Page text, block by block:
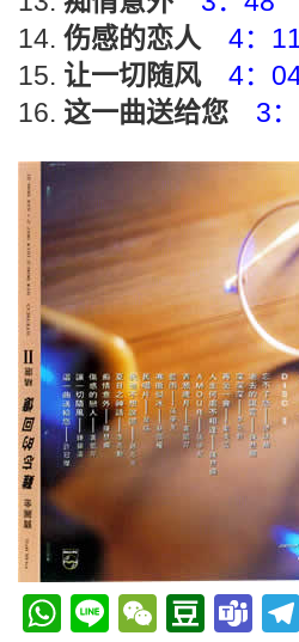
伤感的恋人
4：
让一切随风
4：
这一曲送给您
3
WhatsApp
LineWeChat